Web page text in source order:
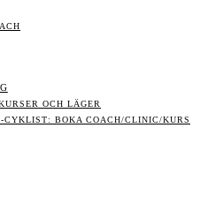
OCH LÄGER
CYKLIST: BOKA COACH/CLINIC/KURS